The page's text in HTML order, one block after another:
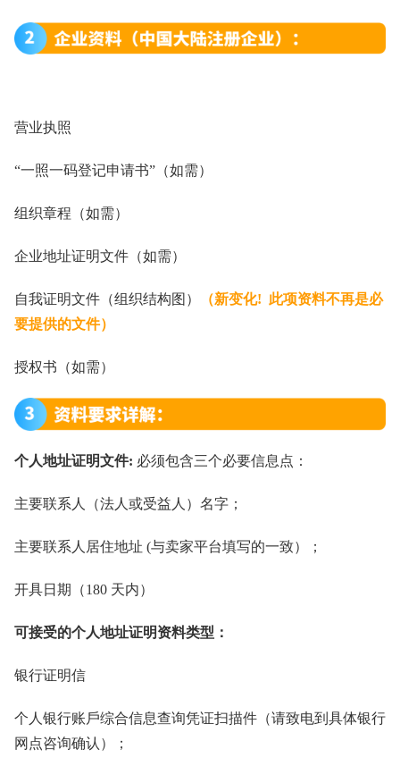
营业执照
“一照一码登记申请书”（如需）
组织章程（如需）
企业地址证明文件（如需）
自我证明文件（组织结构图）
（新变化! 此项资料不再是必
要提供的文件）
授权书（如需）
个人地址证明文件: 必须包含三个必要信息点：
主要联系⼈（法⼈或受益⼈）名字；
主要联系⼈居住地址 (与卖家平台填写的⼀致）；
开具⽇期（180 天内）
可接受的个⼈地址证明资料类型：
银⾏证明信
个⼈银⾏账⼾综合信息查询凭证扫描件（请致电到具体银⾏
⽹点咨询确认）；